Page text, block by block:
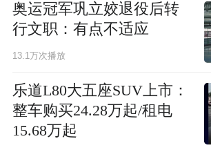
奥运冠军巩立姣退役后转
行文职：有点不适应
13.1万次播放
乐道L80大五座SUV上市：
整车购买24.28万起/租电
15.68万起